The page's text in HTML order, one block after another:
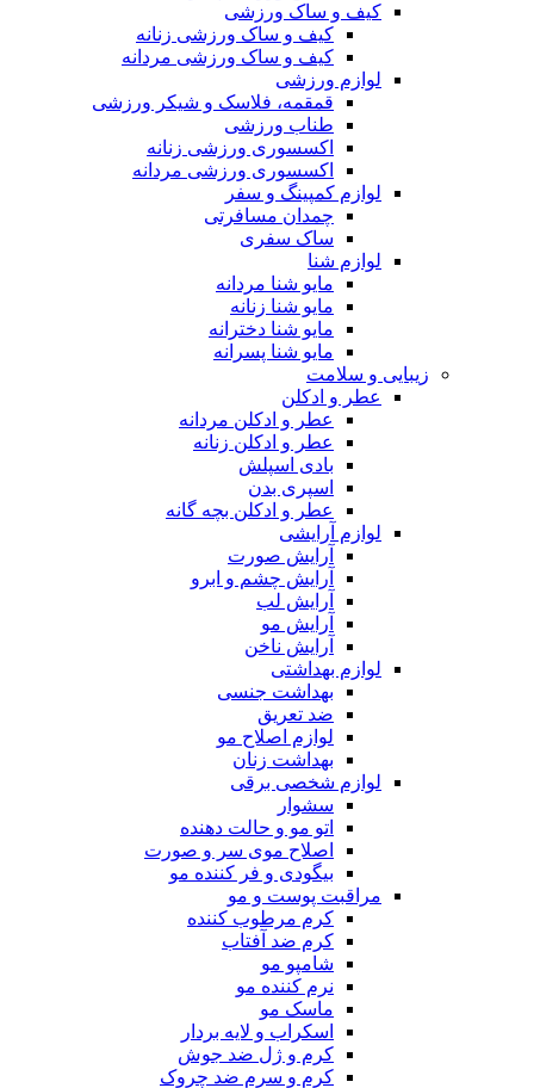
کیف و ساک ورزشی
کیف و ساک ورزشی زنانه
کیف و ساک ورزشی مردانه
لوازم ورزشی
قمقمه، فلاسک و شیکر ورزشی
طناب ورزشی
اکسسوری ورزشی زنانه
اکسسوری ورزشی مردانه
لوازم کمپینگ و سفر
چمدان مسافرتی
ساک سفری
لوازم شنا
مایو شنا مردانه
مایو شنا زنانه
مایو شنا دخترانه
مایو شنا پسرانه
زیبایی و سلامت
عطر و ادکلن
عطر و ادکلن مردانه
عطر و ادکلن زنانه
بادی اسپلش
اسپری بدن
عطر و ادکلن بچه گانه
لوازم آرایشی
آرایش صورت
آرایش چشم و ابرو
آرایش لب
آرایش مو
آرایش ناخن
لوازم بهداشتی
بهداشت جنسی
ضد تعریق
لوازم اصلاح مو
بهداشت زنان
لوازم شخصی برقی
سشوار
اتو مو و حالت دهنده
اصلاح موی سر و صورت
بیگودی و فر کننده مو
مراقبت پوست و مو
کرم مرطوب کننده
کرم ضد آفتاب
شامپو مو
نرم کننده مو
ماسک مو
اسکراب و لایه بردار
کرم و ژل ضد جوش
کرم و سرم ضد چروک